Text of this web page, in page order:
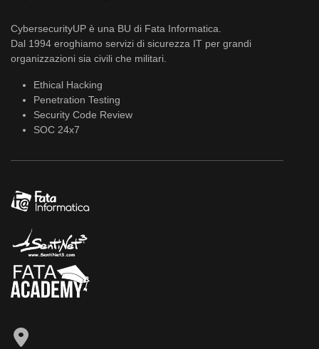
CybersecurityUP è una BU di Fata Informatica.
Dal 1994 eroghiamo servizi di sicurezza IT per grandi
organizzazioni sia civili che militari.
Ethical Hacking
Penetration Testing
Security Code Review
SOC 24x7